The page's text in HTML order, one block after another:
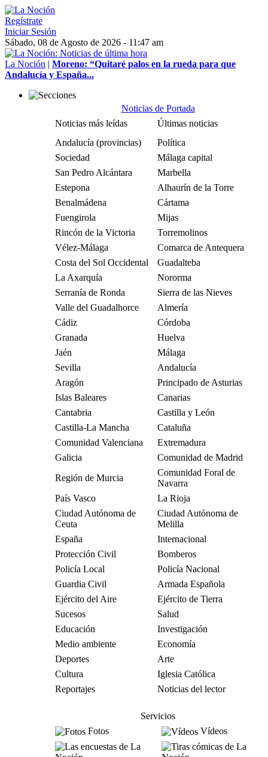
Regístrate
Iniciar Sesión
Sábado, 08 de Agosto de 2026 - 11:47 am
La Noción | Moreno: “Quitaré palos en la rueda para que
Andalucía y España...
Noticias de Portada
Noticias más leídas
Últimas noticias
Andalucía (provincias)
Política
Sociedad
Málaga capital
San Pedro Alcántara
Marbella
Estepona
Alhaurín de la Torre
Benalmádena
Cártama
Fuengirola
Mijas
Rincón de la Victoria
Torremolinos
Vélez-Málaga
Comarca de Antequera
Costa del Sol Occidental
Guadalteba
La Axarquía
Nororma
Serranía de Ronda
Sierra de las Nieves
Valle del Guadalhorce
Almería
Cádiz
Córdoba
Granada
Huelva
Jaén
Málaga
Sevilla
Andalucía
Aragón
Principado de Asturias
Islas Baleares
Canarias
Cantabria
Castilla y León
Castilla-La Mancha
Cataluña
Comunidad Valenciana
Extremadura
Galicia
Comunidad de Madrid
Región de Murcia
Comunidad Foral de
Navarra
País Vasco
La Rioja
Ciudad Autónoma de
Ceuta
Ciudad Autónoma de
Melilla
España
Internacional
Protección Civil
Bomberos
Policía Local
Policía Nacional
Guardia Civil
Armada Española
Ejército del Aire
Ejército de Tierra
Sucesos
Salud
Educación
Investigación
Medio ambiente
Economía
Deportes
Arte
Cultura
Iglesia Católica
Reportajes
Noticias del lector
Servicios
Fotos
Vídeos